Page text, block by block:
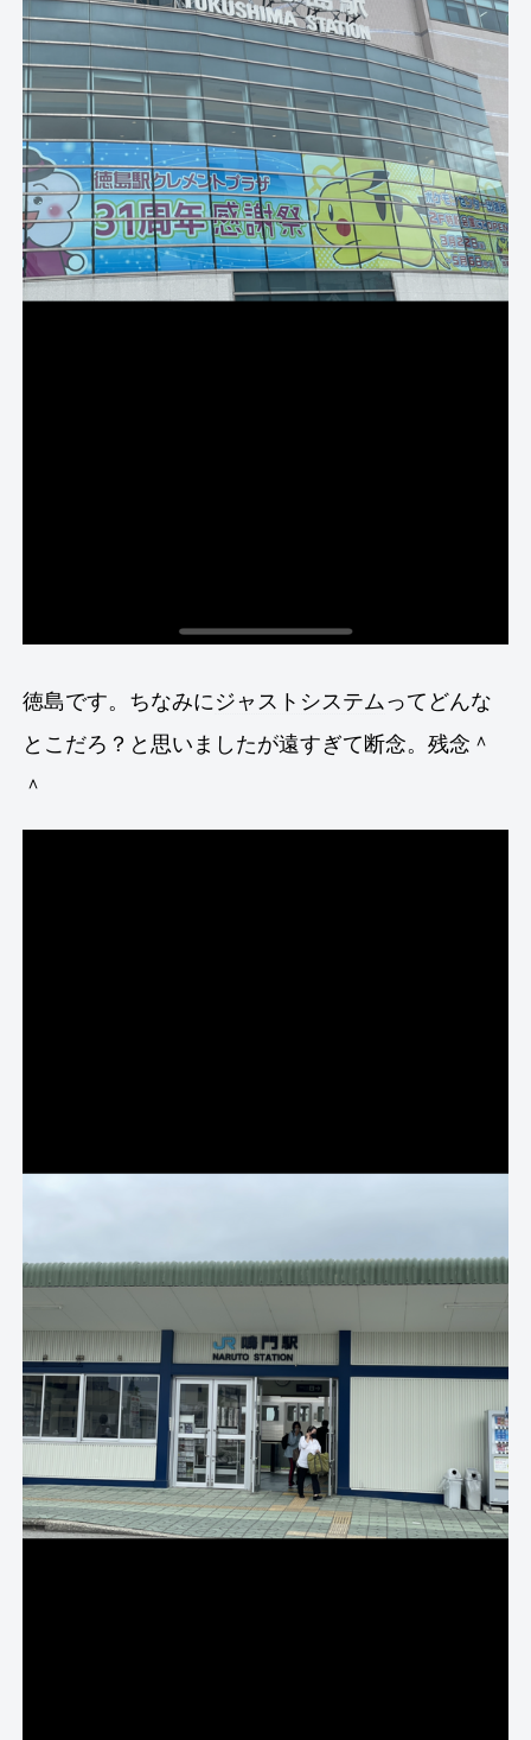
徳島です。ちなみにジャストシステムってどんな
とこだろ？と思いましたが遠すぎて断念。残念＾
＾